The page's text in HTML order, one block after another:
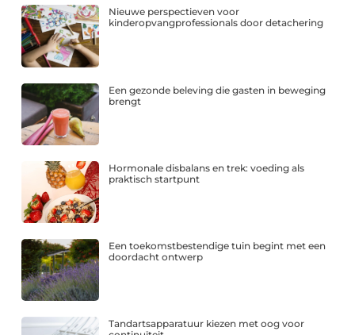
Nieuwe perspectieven voor
kinderopvangprofessionals door detachering
Een gezonde beleving die gasten in beweging
brengt
Hormonale disbalans en trek: voeding als
praktisch startpunt
Een toekomstbestendige tuin begint met een
doordacht ontwerp
Tandartsapparatuur kiezen met oog voor